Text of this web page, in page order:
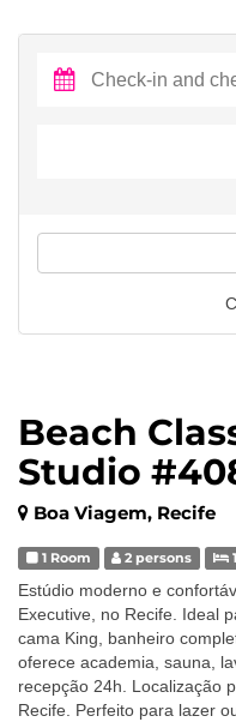
Beach
Studio
Boa Viagem, Recife
1 Room 2 persons
Estúdio moderno e
Executive, no Recife. Ideal
cama King, banheiro
oferece academia, sauna,
recepção 24h. Localização
Recife. Perfeito para lazer